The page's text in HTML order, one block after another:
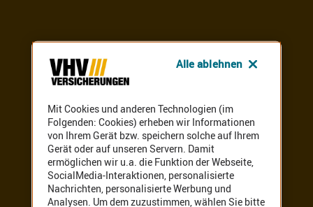
Mit Cookies und anderen Technologien (im
Folgenden: Cookies) erheben wir Informationen
von Ihrem Gerät bzw. speichern solche auf Ihrem
Gerät oder auf unseren Servern. Damit
ermöglichen wir u.a. die Funktion der Webseite,
SocialMedia-Interaktionen, personalisierte
Nachrichten, personalisierte Werbung und
Analysen. Um dem zuzustimmen, wählen Sie bitte
Alle ablehnen